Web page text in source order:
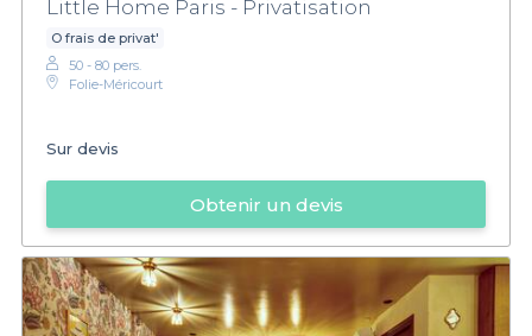
Little Home Paris - Privatisation
O frais de privat'
50 - 80 pers.
Folie-Méricourt
Sur devis
Obtenir un devis